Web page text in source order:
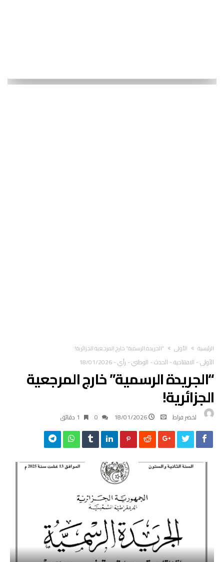
‫الرئيسية‬ الأولى “الجريدة الرسمية” خارج المرجعية الجزائرية!
الأولى- الافتتاحية- الحدث- الوطني- رأي-
18/01/2026
“الجريدة الرسمية” خارج المرجعية
الجزائرية!
لخضر فراط 18/01/2026 1 ‫دقائق‬